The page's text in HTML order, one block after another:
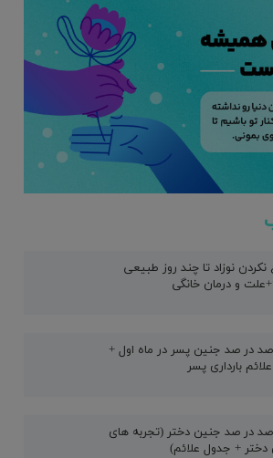
نوزاد تا چند روز طبیعی
و درمان خانگی
صد در صد جنین پسر در ماه اول +
بارداری پسر
صد در صد جنین دختر (تجربه های
دختر + جدول علائم)